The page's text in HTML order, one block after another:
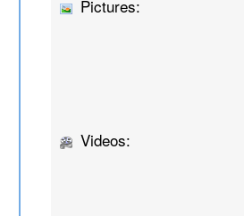
Pictures:
Videos: